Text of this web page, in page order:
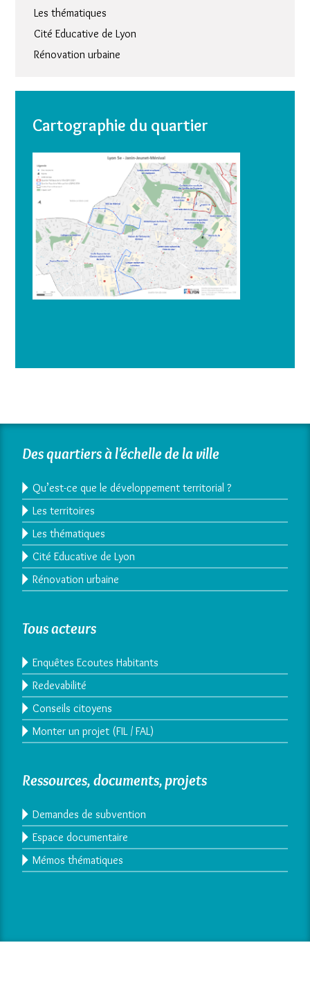
Les thématiques
Cité Educative de Lyon
Rénovation urbaine
Cartographie du quartier
Des quartiers à l'échelle de la ville
Qu’est-ce que le développement territorial ?
Les territoires
Les thématiques
Cité Educative de Lyon
Rénovation urbaine
Tous acteurs
Enquêtes Ecoutes Habitants
Redevabilité
Conseils citoyens
Monter un projet (FIL / FAL)
Ressources, documents, projets
Demandes de subvention
Espace documentaire
Mémos thématiques